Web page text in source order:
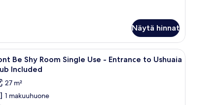
Näytä hinnat
näkymä ulos. Hotellihuone, jossa on sänky, työpöytä ja
6
Be Shy Room Single Use - Entrance to Ushuaia
Included
27 m²
1 makuuhuone